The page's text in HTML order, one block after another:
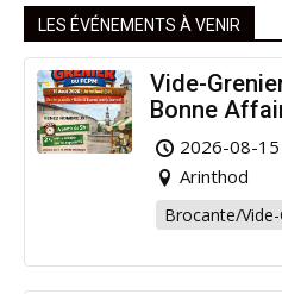
LES ÉVÉNEMENTS À VENIR
Vide-
Bonne
Arinthod !
2026-08-15
Arinthod
Brocante/